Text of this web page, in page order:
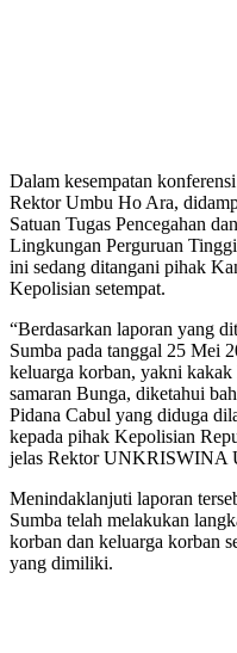
Dalam kesempatan
Rektor Umbu Ho Ara,
Satuan Tugas Pencegahan
Lingkungan Perguruan
ini sedang ditangani pihak
Kepolisian setempat.
“Berdasarkan laporan yang
Sumba pada tanggal 25 Mei
keluarga korban, yakni kakak
samaran Bunga, diketahui
Pidana Cabul yang diduga
kepada pihak Kepolisian
jelas Rektor UNKRISWINA
Menindaklanjuti laporan
Sumba telah melakukan
korban dan keluarga korban
yang dimiliki.